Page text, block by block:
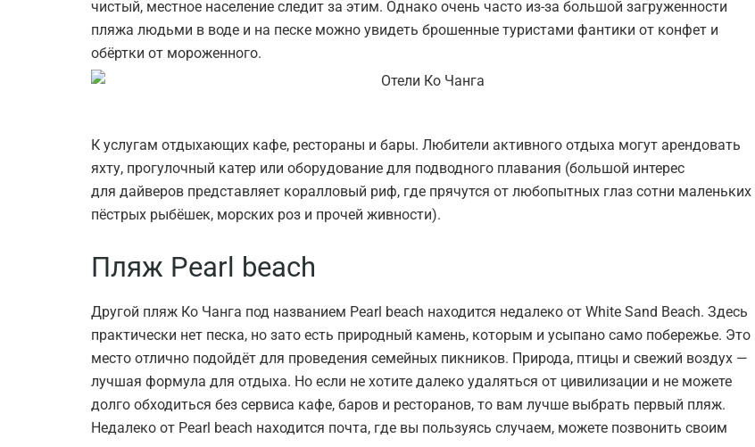
чистый, местное население следит за этим. Однако очень часто из-за большой загруженности
пляжа людьми в воде и на песке можно увидеть брошенные туристами фантики от конфет и
обёртки от мороженного.
К услугам отдыхающих кафе, рестораны и бары. Любители активного отдыха могут арендовать
яхту, прогулочный катер или оборудование для подводного плавания (большой интерес
для дайверов представляет коралловый риф, где прячутся от любопытных глаз сотни маленьких
пёстрых рыбёшек, морских роз и прочей живности).
Пляж Pearl beach
Другой пляж Ко Чанга под названием Pearl beach находится недалеко от White Sand Beach. Здесь
практически нет песка, но зато есть природный камень, которым и усыпано само побережье. Это
место отлично подойдёт для проведения семейных пикников. Природа, птицы и свежий воздух —
лучшая формула для отдыха. Но если не хотите далеко удаляться от цивилизации и не можете
долго обходиться без сервиса кафе, баров и ресторанов, то вам лучше выбрать первый пляж.
Недалеко от Pearl beach находится почта, где вы пользуясь случаем, можете позвонить своим